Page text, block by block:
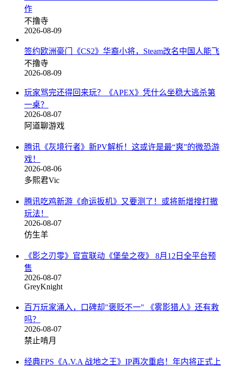
作
不撸寺
2026-08-09
签约欧洲豪门《CS2》华裔小将，Steam改名中国人能飞
不撸寺
2026-08-09
玩家骂完还得回来玩？《APEX》凭什么坐稳大逃杀第
一桌？
2026-08-07
阿道聊游戏
腾讯《灰境行者》新PV解析！这或许是最“爽”的微恐游
戏！
2026-08-06
多熙君Vic
腾讯吃鸡新游《命运扳机》又要测了！或将新增搜打撤
玩法！
2026-08-07
仿生羊
《影之刃零》官宣联动《堡垒之夜》 8月12日全平台预
售
2026-08-07
GreyKnight
百万玩家涌入，口碑却"褒贬不一" 《雾影猎人》还有救
吗？
2026-08-07
禁止啃月
经典FPS《A.V.A 战地之王》IP再次重启！年内将正式上